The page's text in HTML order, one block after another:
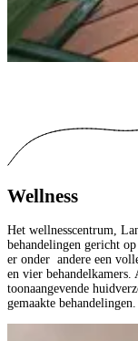
Wellness
Het wellnesscentrum,
behandelingen gericht
er onder andere een
en vier behandelkamers.
toonaangevende
gemaakte behandelingen.